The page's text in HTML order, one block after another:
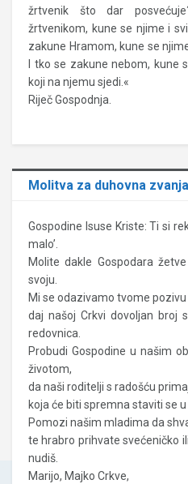
žrtvenik što dar
žrtvenikom, kune se njime i
zakune Hramom, kune se
I tko se zakune nebom, kune
koji na njemu sjedi.«
Riječ Gospodnja.
Molitva za duhovna zvanja
Gospodine Isuse Kriste: Ti si
malo’.
Molite dakle Gospodara
svoju.
Mi se odazivamo tvome
daj našoj Crkvi dovoljan broj
redovnica.
Probudi Gospodine u našim
životom,
da naši roditelji s radošću
koja će biti spremna staviti se
Pomozi našim mladima da
te hrabro prihvate svećeničko
nudiš.
Marijo, Majko Crkve,